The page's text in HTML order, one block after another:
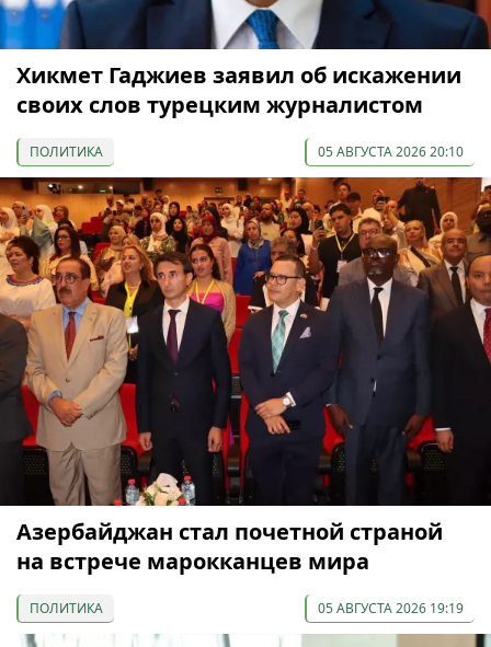
Хикмет Гаджиев заявил об искажении
своих слов турецким журналистом
ПОЛИТИКА 05 АВГУСТА 2026 20:10
Азербайджан стал почетной страной
на встрече марокканцев мира
ПОЛИТИКА 05 АВГУСТА 2026 19:19